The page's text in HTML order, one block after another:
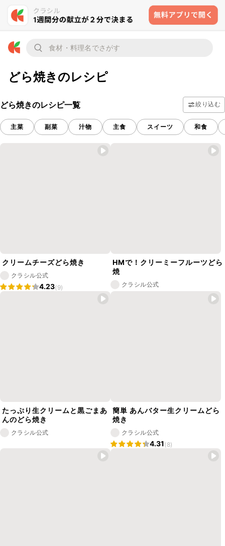
どら焼きのレシピ
どら焼きのレシピ一覧 絞り込む
主菜 副菜 汁物 主食 スイーツ 和食
クリームチーズどら焼き
クラシル公式
4.23(9)
HMで！クリーミーフルーツどら
焼
クラシル公式
たっぷり生クリームと黒ごまあ
んのどら焼き
クラシル公式
簡単 あんバター生クリームどら
焼き
クラシル公式
4.31(8)